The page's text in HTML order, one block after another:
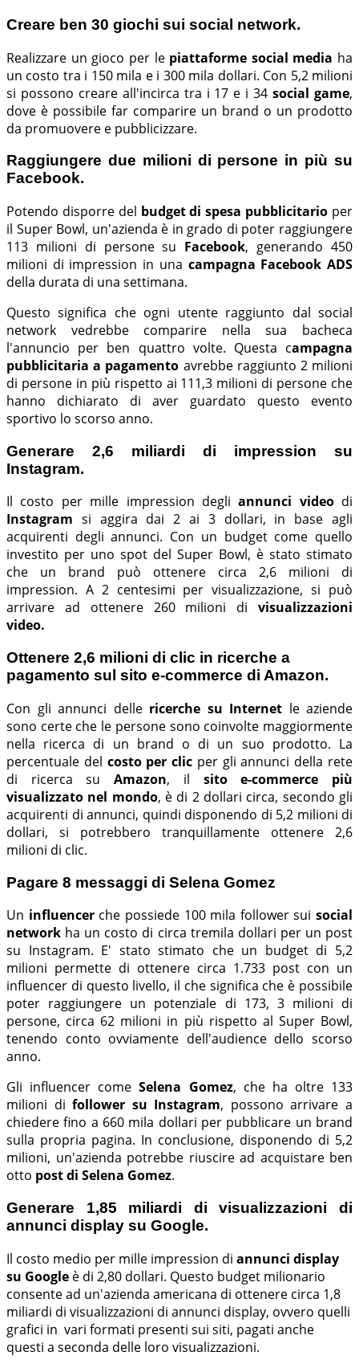
Creare ben 30 giochi sui social network.
Realizzare un gioco per le piattaforme social media ha
un costo tra i 150 mila e i 300 mila dollari. Con 5,2 milioni
si possono creare all'incirca tra i 17 e i 34social game,
dove è possibile far comparire un brand o un prodotto
da promuovere e pubblicizzare.
Raggiungere due milioni di persone in più su
Facebook.
Potendo disporre del budget di spesa pubblicitario per
il Super Bowl, un'azienda è in grado di poter raggiungere
113 milioni di persone su Facebook, generando 450
milioni di impression in una campagna Facebook ADS
della durata di una settimana.
Questo significa che ogni utente raggiunto dal social
network vedrebbe comparire nella sua bacheca
l'annuncio per ben quattro volte. Questa campagna
pubblicitaria a pagamento avrebbe raggiunto 2 milioni
di persone in più rispetto ai 111,3 milioni di persone che
hanno dichiarato di aver guardato questo evento
sportivo lo scorso anno.
Generare 2,6 miliardi di impression su
Instagram.
Il costo per mille impression degliannunci videodi
Instagram si aggira dai 2 ai 3 dollari, in base agli
acquirenti degli annunci. Con un budget come quello
investito per uno spot del Super Bowl, è stato stimato
che un brand può ottenere circa 2,6 milioni di
impression. A 2 centesimi per visualizzazione, si può
arrivare ad ottenere 260 milioni di visualizzazioni
video.
Ottenere 2,6 milioni di clic in ricerche a
pagamento sul sito e-commerce di Amazon.
Con gli annunci delle ricerche su Internet le aziende
sono certe che le persone sono coinvolte maggiormente
nella ricerca di un brand o di un suo prodotto. La
percentuale del costo per clic per gli annunci della rete
di ricerca suAmazon, il sito e-commerce più
visualizzato nel mondo, è di 2 dollari circa, secondo gli
acquirenti di annunci, quindi disponendo di 5,2 milioni di
dollari, si potrebbero tranquillamente ottenere 2,6
milioni di clic.
Pagare 8 messaggi di Selena Gomez
Un influencerche possiede 100 mila follower sui social
network ha un costo di circa tremila dollari per un post
su Instagram. E' stato stimato che un budget di 5,2
milioni permette di ottenere circa 1.733 post con un
influencer di questo livello, il che significa che è possibile
poter raggiungere un potenziale di 173, 3 milioni di
persone, circa 62 milioni in più rispetto al Super Bowl,
tenendo conto ovviamente dell'audience dello scorso
anno.
Gli influencer comeSelena Gomez, che ha oltre 133
milioni difollower su Instagram, possono arrivare a
chiedere fino a 660 mila dollari per pubblicare un brand
sulla propria pagina. In conclusione, disponendo di 5,2
milioni, un'azienda potrebbe riuscire ad acquistare ben
otto post di Selena Gomez.
Generare 1,85 miliardi di visualizzazioni di
annunci display su Google.
Il costo medio per mille impression di annunci display
su Google è di 2,80 dollari. Questo budget milionario
consente ad un'azienda americana di ottenere circa 1,8
miliardi di visualizzazioni di annunci display, ovvero quelli
grafici in vari formati presenti sui siti, pagati anche
questi a seconda delle loro visualizzazioni.